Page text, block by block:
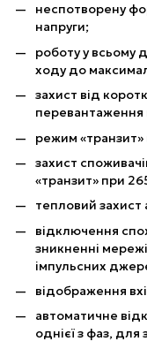
неспотворену
напруги;
роботу у всьому
ходу до
захист від
перевантаження
режим «транзит»
захист
«транзит» при
тепловий
відключення
зникненні
імпульсних
відображення
автоматичне
однієї з фаз,